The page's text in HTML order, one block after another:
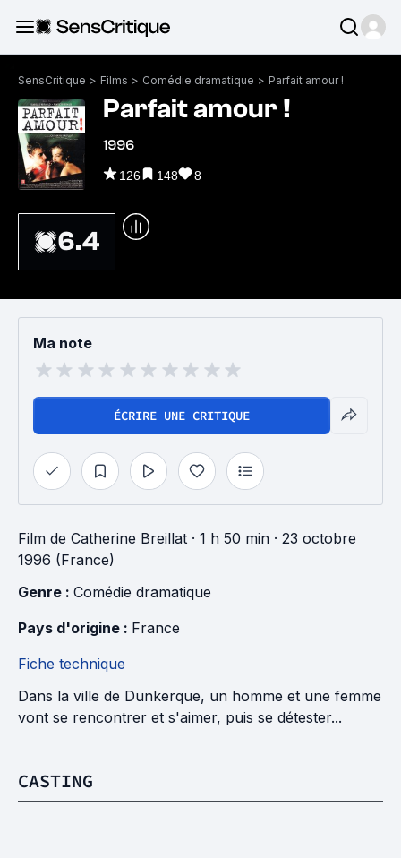
SensCritique > Films > Comédie dramatique > Parfait amour !
Parfait amour !
1996
126 148 8
6.4
Ma note
ÉCRIRE UNE CRITIQUE
Film de Catherine Breillat · 1 h 50 min · 23 octobre
1996 (France)
Genre : Comédie dramatique
Pays d'origine : France
Fiche technique
Dans la ville de Dunkerque, un homme et une femme
vont se rencontrer et s'aimer, puis se détester...
CASTING